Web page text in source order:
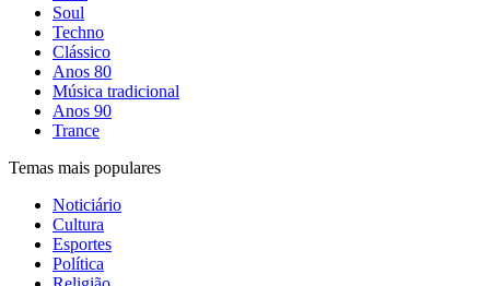
Soul
Techno
Clássico
Anos 80
Música tradicional
Anos 90
Trance
Temas mais populares
Noticiário
Cultura
Esportes
Política